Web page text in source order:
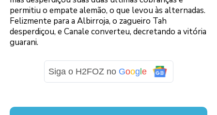
permitiu o empate alemão, o que levou às alternadas.
Felizmente para a Albirroja, o zagueiro Tah
desperdiçou, e Canale converteu, decretando a vitória
guarani.
Siga o H2FOZ no Google